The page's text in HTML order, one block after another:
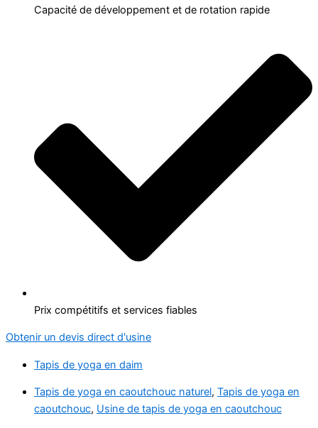
Capacité de développement et de rotation rapide
Prix compétitifs et services fiables
Obtenir un devis direct d'usine
Tapis de yoga en daim
Tapis de yoga en caoutchouc naturel, Tapis de yoga en
caoutchouc, Usine de tapis de yoga en caoutchouc